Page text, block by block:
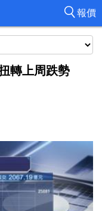
報價
轉上周跌勢